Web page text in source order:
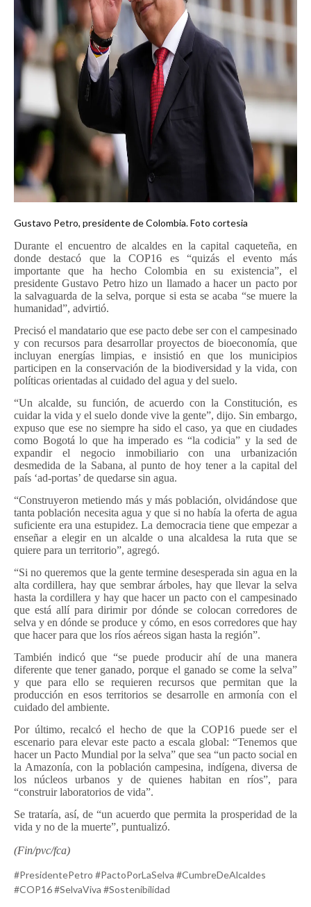
Gustavo Petro, presidente de Colombia. Foto cortesia
Durante el encuentro de alcaldes en la capital caqueteña, en
donde destacó que la COP16 es “quizás el evento más
importante que ha hecho Colombia en su existencia”, el
presidente Gustavo Petro hizo un llamado a hacer un pacto por
la salvaguarda de la selva, porque si esta se acaba “se muere la
humanidad”, advirtió.
Precisó el mandatario que ese pacto debe ser con el campesinado
y con recursos para desarrollar proyectos de bioeconomía, que
incluyan energías limpias, e insistió en que los municipios
participen en la conservación de la biodiversidad y la vida, con
políticas orientadas al cuidado del agua y del suelo.
“Un alcalde, su función, de acuerdo con la Constitución, es
cuidar la vida y el suelo donde vive la gente”, dijo. Sin embargo,
expuso que ese no siempre ha sido el caso, ya que en ciudades
como Bogotá lo que ha imperado es “la codicia” y la sed de
expandir el negocio inmobiliario con una urbanización
desmedida de la Sabana, al punto de hoy tener a la capital del
país ‘ad-portas’ de quedarse sin agua.
“Construyeron metiendo más y más población, olvidándose que
tanta población necesita agua y que si no había la oferta de agua
suficiente era una estupidez. La democracia tiene que empezar a
enseñar a elegir en un alcalde o una alcaldesa la ruta que se
quiere para un territorio”, agregó.
“Si no queremos que la gente termine desesperada sin agua en la
alta cordillera, hay que sembrar árboles, hay que llevar la selva
hasta la cordillera y hay que hacer un pacto con el campesinado
que está allí para dirimir por dónde se colocan corredores de
selva y en dónde se produce y cómo, en esos corredores que hay
que hacer para que los ríos aéreos sigan hasta la región”.
También indicó que “se puede producir ahí de una manera
diferente que tener ganado, porque el ganado se come la selva”
y que para ello se requieren recursos que permitan que la
producción en esos territorios se desarrolle en armonía con el
cuidado del ambiente.
Por último, recalcó el hecho de que la COP16 puede ser el
escenario para elevar este pacto a escala global: “Tenemos que
hacer un Pacto Mundial por la selva” que sea “un pacto social en
la Amazonía, con la población campesina, indígena, diversa de
los núcleos urbanos y de quienes habitan en ríos”, para
“construir laboratorios de vida”.
Se trataría, así, de “un acuerdo que permita la prosperidad de la
vida y no de la muerte”, puntualizó.
(Fin/pvc/fca)
#PresidentePetro #PactoPorLaSelva #CumbreDeAlcaldes
#COP16 #SelvaViva #Sostenibilidad